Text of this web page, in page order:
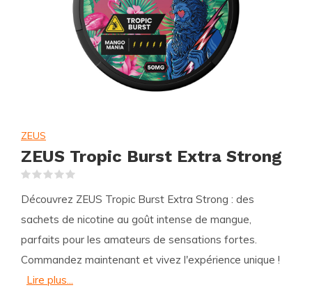
ZEUS
ZEUS Tropic Burst Extra Strong
Découvrez ZEUS Tropic Burst Extra Strong : des
sachets de nicotine au goût intense de mangue,
parfaits pour les amateurs de sensations fortes.
Commandez maintenant et vivez l'expérience unique !
Lire plus...